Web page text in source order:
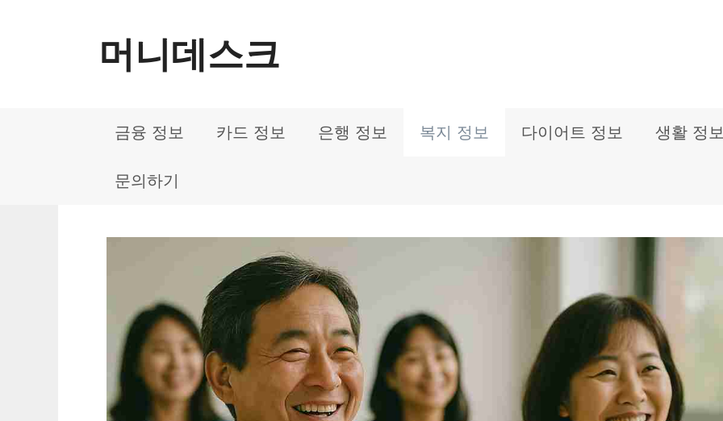
머니데스크
금융 정보 카드 정보 은행 정보 복지 정보 다이어트 정보 생활 정
문의하기